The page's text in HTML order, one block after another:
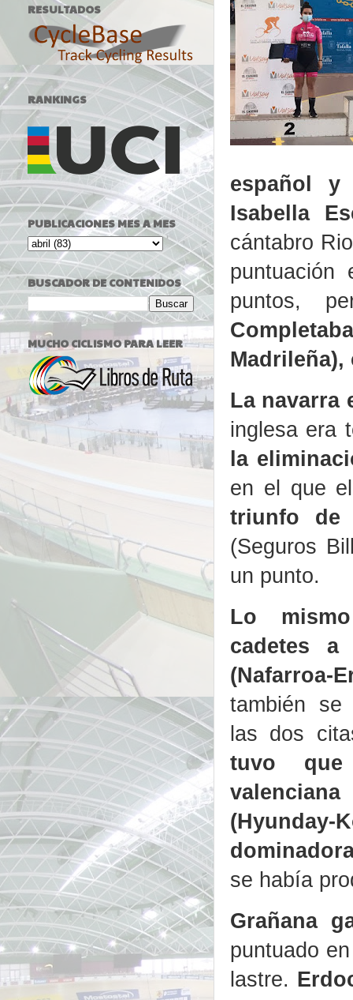
español y
Isabella
cántabro
puntos,
Madrileña),
La navarra
inglesa era
la
en el que
triunfo de
(Seguros
un punto.
Lo
cadetes a
(Nafarroa-
también se
las dos
tuvo
se había
Grañana
puntuado
lastre.
RESULTADOS
RANKINGS
PUBLICACIONES MES A MES
BUSCADOR DE CONTENIDOS
MUCHO CICLISMO PARA LEER